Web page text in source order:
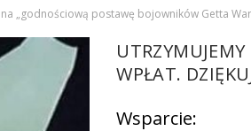
„godnościową postawę bojowników Getta
UTRZYMUJEMY
WPŁAT.
Wsparcie: